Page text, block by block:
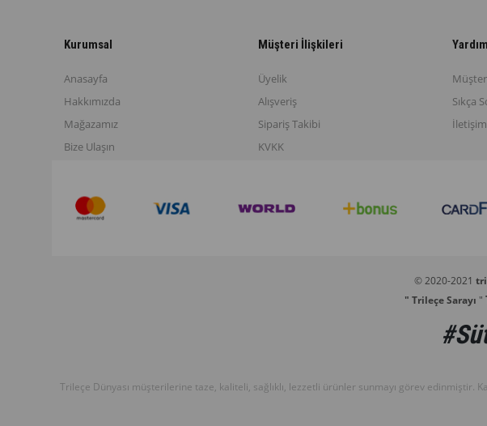
Kurumsal
Anasayfa
Hakkımızda
Mağazamız
Bize Ulaşın
Müşteri İlişkileri
Üyelik
Alışveriş
Sipariş Takibi
KVKK
Yardım
Sıkça
İletişim
© 2020-2021
" Trileçe Sarayı "
Trileçe Dünyası müşterilerine taze, kaliteli, sağlıklı, lezzetli ürünler sunmayı görev edinmiştir.